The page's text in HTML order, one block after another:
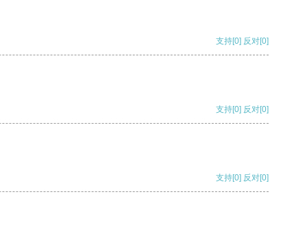
支持[0] 反对[0]
支持[0] 反对[0]
支持[0] 反对[0]